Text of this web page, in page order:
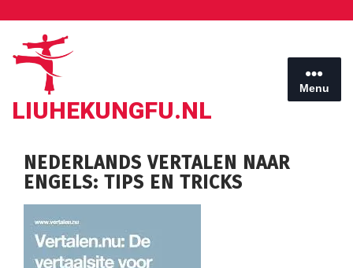
inhoud
LIUHEKUNGFU.NL
Menu
NEDERLANDS VERTALEN NAAR
ENGELS: TIPS EN TRICKS